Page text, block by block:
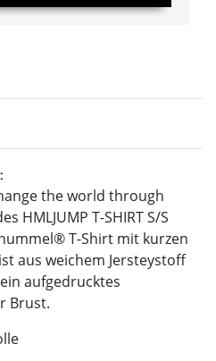
the world through
HMLJUMP T-SHIRT S/S
T-Shirt mit kurzen
aus weichem Jersteystoff
aufgedrucktes
Brust.